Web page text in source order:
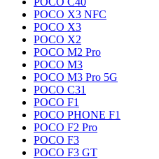
POCO X3 NFC
POCO X3
POCO X2
POCO M2 Pro
POCO M3
POCO M3 Pro 5G
POCO C31
POCO F1
POCO PHONE F1
POCO F2 Pro
POCO F3
POCO F3 GT